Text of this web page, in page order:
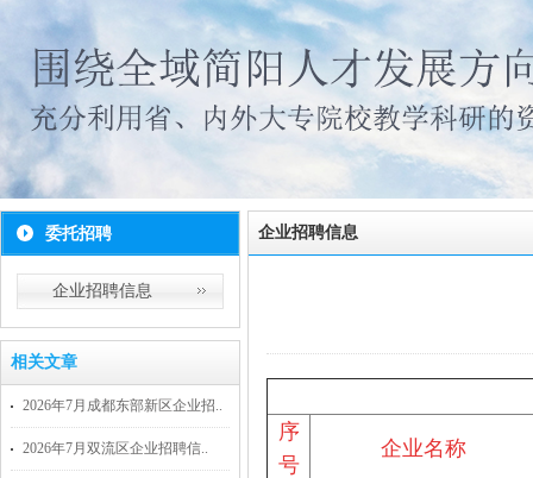
委托招聘
企业招聘信息
相关文章
2026年7月成都东部新区企业招..
2026年7月双流区企业招聘信..
企业招聘信息
序
号
企业名称